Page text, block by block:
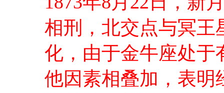
相刑，北交点与冥王
化，由于金牛座处于
他因素相叠加，表明